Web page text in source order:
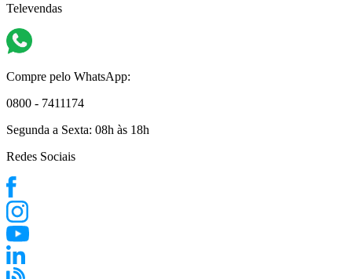
Televendas
Compre pelo WhatsApp:
0800 - 7411174
Segunda a Sexta: 08h às 18h
Redes Sociais